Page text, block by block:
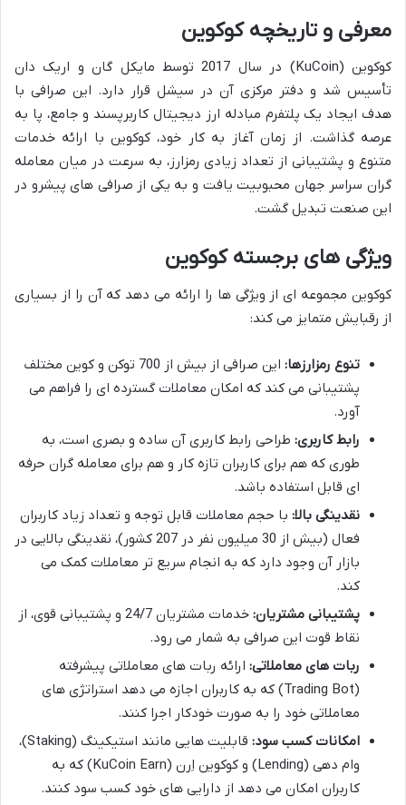
معرفی و تاریخچه کوکوین
کوکوین (KuCoin) در سال 2017 توسط مایکل گان و اریک دان
تأسیس شد و دفتر مرکزی آن در سیشل قرار دارد. این صرافی با
هدف ایجاد یک پلتفرم مبادله ارز دیجیتال کاربرپسند و جامع، پا به
عرصه گذاشت. از زمان آغاز به کار خود، کوکوین با ارائه خدمات
متنوع و پشتیبانی از تعداد زیادی رمزارز، به سرعت در میان معامله
گران سراسر جهان محبوبیت یافت و به یکی از صرافی های پیشرو در
این صنعت تبدیل گشت.
ویژگی های برجسته کوکوین
کوکوین مجموعه ای از ویژگی ها را ارائه می دهد که آن را از بسیاری
از رقبایش متمایز می کند:
تنوع رمزارزها:
این صرافی از بیش از 700 توکن و کوین مختلف
پشتیبانی می کند که امکان معاملات گسترده ای را فراهم می
آورد.
رابط کاربری: طراحی رابط کاربری آن ساده و بصری است، به
طوری که هم برای کاربران تازه کار و هم برای معامله گران حرفه
ای قابل استفاده باشد.
نقدینگی بالا: با حجم معاملات قابل توجه و تعداد زیاد کاربران
فعال (بیش از 30 میلیون نفر در 207 کشور)، نقدینگی بالایی در
بازار آن وجود دارد که به انجام سریع تر معاملات کمک می
کند.
پشتیبانی مشتریان:
خدمات مشتریان 24/7 و پشتیبانی قوی، از
نقاط قوت این صرافی به شمار می رود.
ربات های معاملاتی: ارائه ربات های معاملاتی پیشرفته
(Trading Bot) که به کاربران اجازه می دهد استراتژی های
معاملاتی خود را به صورت خودکار اجرا کنند.
امکانات کسب سود:
قابلیت هایی مانند استیکینگ (Staking)،
وام دهی (Lending) و کوکوین اِرن (KuCoin Earn) که به
کاربران امکان می دهد از دارایی های خود کسب سود کنند.